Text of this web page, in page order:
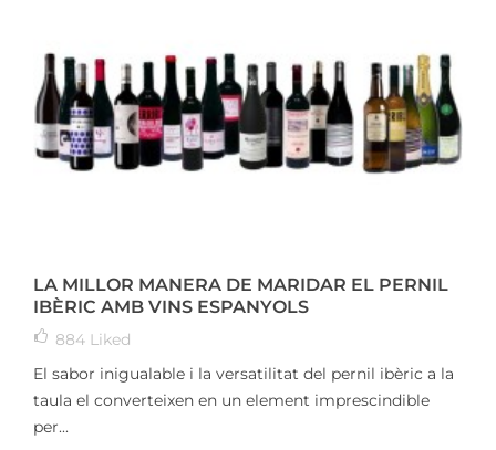
LA MILLOR MANERA DE MARIDAR EL PERNIL
IBÈRIC AMB VINS ESPANYOLS
884 Liked
El sabor inigualable i la versatilitat del pernil ibèric a la
taula el converteixen en un element imprescindible
per...